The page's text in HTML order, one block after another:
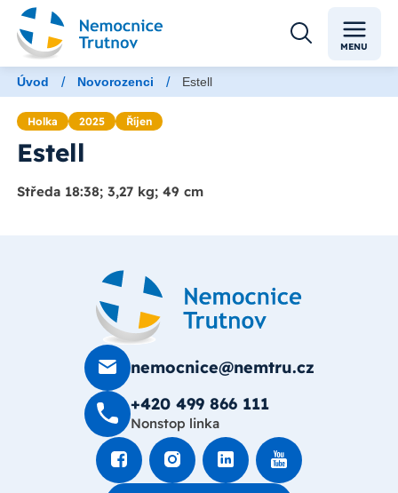
MENU
Úvod / Novorozenci / Estell
Holka 2025 Říjen
Estell
Středa 18:38; 3,27 kg; 49 cm
nemocnice@nemtru.cz
+420 499 8­66 111
Nonstop linka